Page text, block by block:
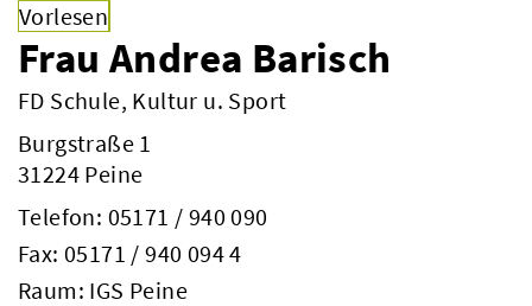
Vorlesen
Frau Andrea Barisch
FD Schule, Kultur u. Sport
Burgstraße 1
31224 Peine
Telefon: 05171 / 940 090
Fax: 05171 / 940 094 4
Raum: IGS Peine